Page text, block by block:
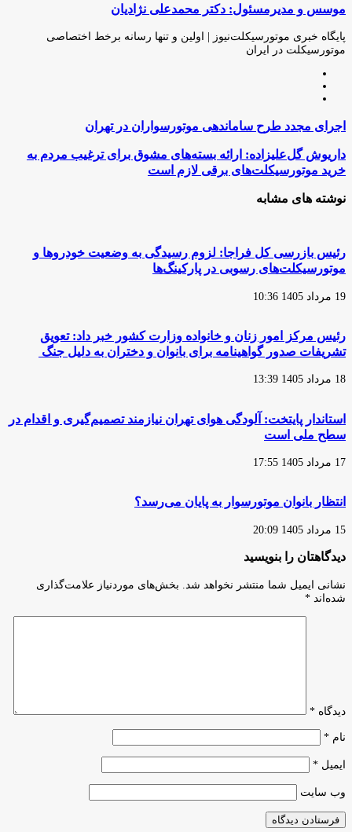
از
ایمیل
موسس و مدیرمسئول: دکتر محمدعلی نژادیان
پایگاه خبری موتورسیکلت‌نیوز | اولین و تنها رسانه برخط اختصاصی
موتورسیکلت در ایران
اجرای
مجدد
طرح
ساماندهی
موتورسواران
تهران
اجرای مجدد طرح ساماندهی موتورسواران در تهران
داریوش
گل‌علیزاده:
ارائه
بسته‌های
مشوق
مردم
به
خرید
برقی
داریوش گل‌علیزاده: ارائه بسته‌های مشوق برای ترغیب مردم به
خرید موتورسیکلت‌های برقی لازم است
نوشته های مشابه
رئیس بازرسی کل فراجا: لزوم رسیدگی به وضعیت خودروها و
موتورسیکلت‌های رسوبی در پارکینگ‌ها
19 مرداد 1405 10:36
رئیس مرکز امور زنان و خانواده وزارت کشور خبر داد: تعویق
تشریفات صدور گواهینامه برای بانوان و دختران به دلیل جنگ
18 مرداد 1405 13:39
استاندار پایتخت: آلودگی هوای تهران نیازمند تصمیم‌گیری و اقدام در
سطح ملی است
17 مرداد 1405 17:55
انتظار بانوان موتورسوار به پایان می‌رسد؟
15 مرداد 1405 20:09
دیدگاهتان را بنویسید
نشانی ایمیل شما منتشر نخواهد شد.
بخش‌های موردنیاز علامت‌گذاری
شده‌اند *
دیدگاه *
نام *
ایمیل *
وب‌ سایت